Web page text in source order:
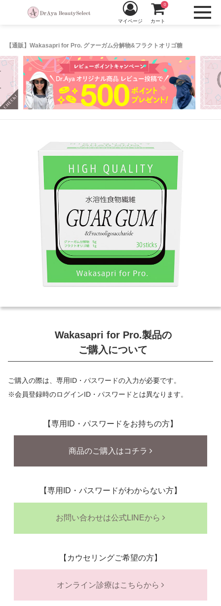
【通販】Wakasapri for Pro. グァーガム分解物&フラクトオリゴ糖
マイページ カート
0
Wakasapri for Pro.製品の
ご購入について
ご購入の際は、専用ID・パスワードの入力が必要です。
※会員登録時のログインID・パスワードとは異なります。
【専用ID・パスワードをお持ちの方】
商品のご購入はコチラ
【専用ID・パスワードがわからない方】
お問い合わせは公式LINEから
【カウセリングご希望の方】
オンライン診療はこちらから